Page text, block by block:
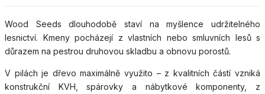
Wood Seeds dlouhodobě staví na myšlence udržitelného
lesnictví. Kmeny pocházejí z vlastních nebo smluvních lesů s
důrazem na pestrou druhovou skladbu a obnovu porostů.
V pilách je dřevo maximálně využito – z kvalitních částí vzniká
konstrukční KVH, spárovky a nábytkové komponenty, z